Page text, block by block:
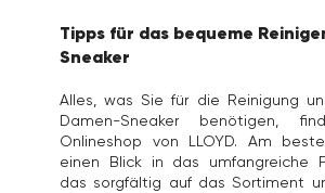
Tipps für das bequeme
Sneaker
Alles, was Sie für die Reinigung
Damen-Sneaker benötigen,
Onlineshop von LLOYD. Am
einen Blick in das umfangreiche
das sorgfältig auf das Sortiment